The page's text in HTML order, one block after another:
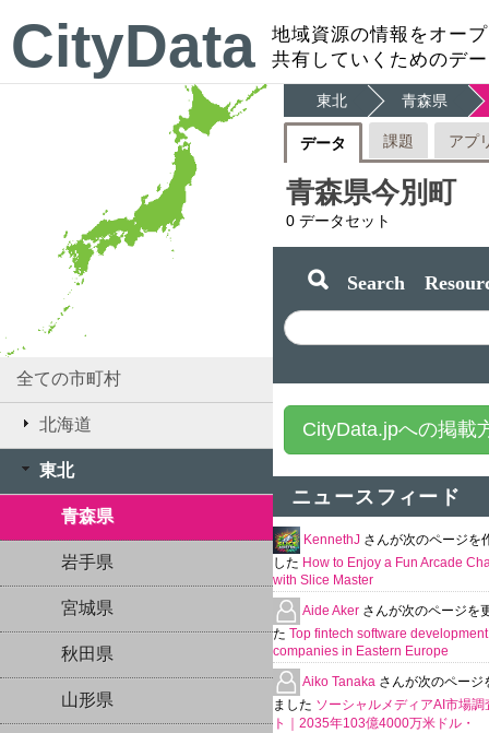
CityData
地域資源の情報をオー
共有していくためのデ
全ての市町村
北海道
東北
青森県
岩手県
宮城県
秋田県
山形県
東北 青森県
データ 課題 アプ
青森県今別町
0 データセット
Search
CityData.jpへの掲載
ニュースフィード
KennethJ さんが次のページを
した How to Enjoy a Fun Arcade
with Slice Master
Aide Aker さんが次のページを
た Top fintech software development
companies in Eastern Europe
Aiko Tanaka さんが次のページ
ました ソーシャルメディアAI市場調
ト｜2035年103億4000万米ドル・